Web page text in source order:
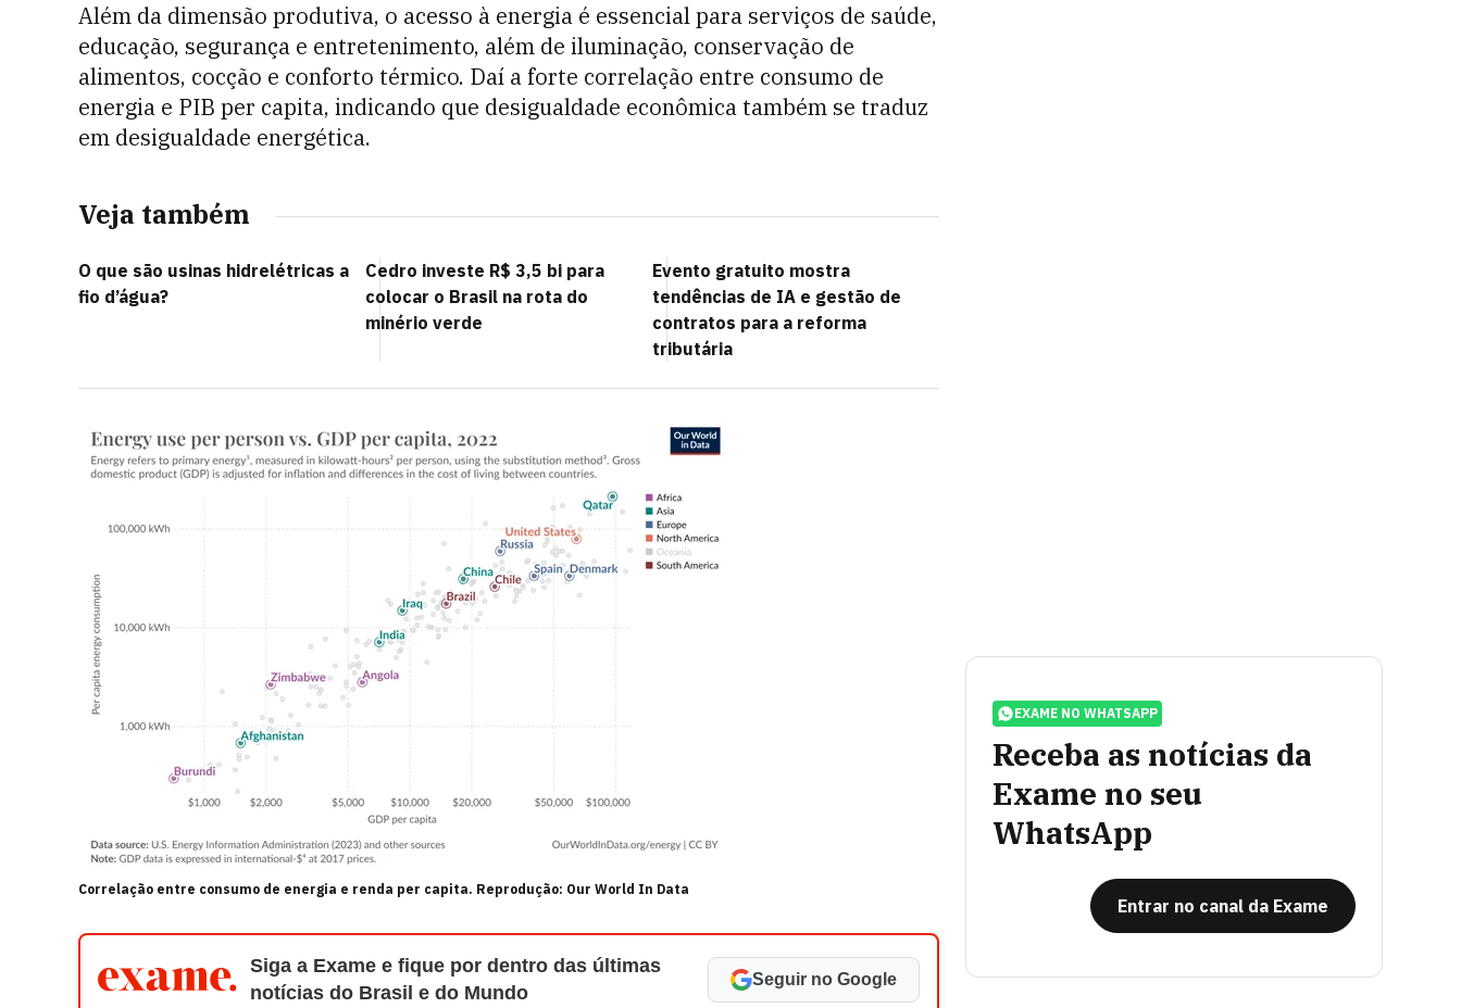
Além da dimensão produtiva, o acesso à energia é essencial para serviços de saúde,
educação, segurança e entretenimento, além de iluminação, conservação de
alimentos, cocção e conforto térmico. Daí a forte correlação entre consumo de
energia e PIB per capita, indicando que desigualdade econômica também se traduz
em desigualdade energética.
Veja também
O que são usinas hidrelétricas a
fio d’água?
Cedro investe R$ 3,5 bi para
colocar o Brasil na rota do
minério verde
Evento gratuito mostra
tendências de IA e gestão de
contratos para a reforma
tributária
Correlação entre consumo de energia e renda per capita. Reprodução: Our World In Data
Siga a Exame e fique por dentro das últimas
notícias do Brasil e do Mundo
Seguir no Google
EXAME NO WHATSAPP
Receba as notícias da
Exame no seu
WhatsApp
Entrar no canal da Exame